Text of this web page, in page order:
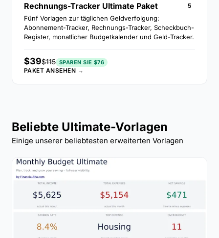
Rechnungs-Tracker Ultimate Paket 5
Fünf Vorlagen zur täglichen Geldverfolgung:
Abonnement-Tracker, Rechnungs-Tracker, Scheckbuch-
Register, monatlicher Budgetkalender und Geld-Tracker.
$39$115 SPAREN SIE $76
PAKET ANSEHEN →
Beliebte Ultimate-Vorlagen
Einige unserer beliebtesten erweiterten Vorlagen